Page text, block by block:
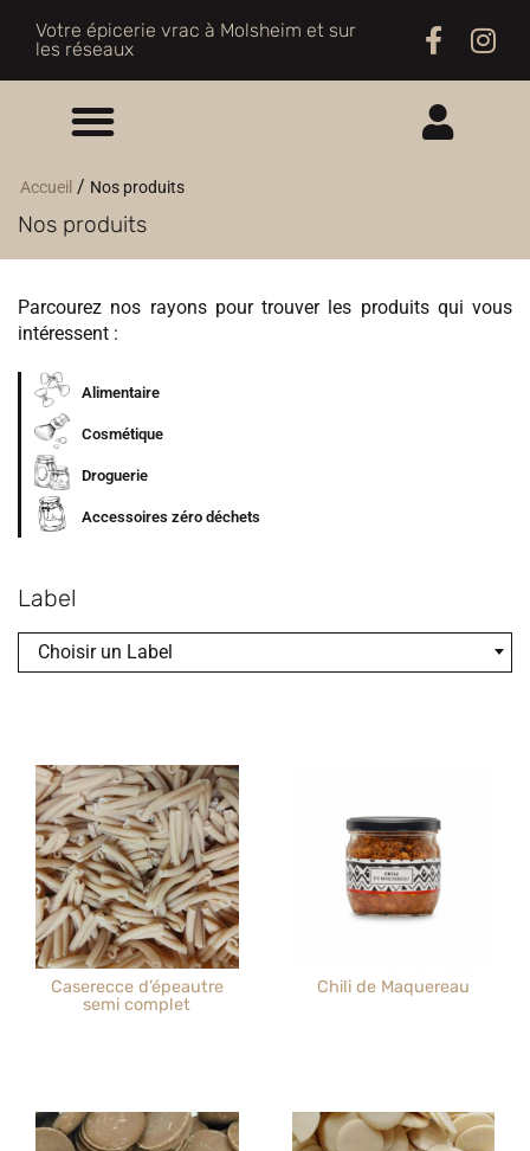
Votre épicerie vrac à Molsheim et sur
les réseaux
Accueil / Nos produits
Nos produits
Parcourez nos rayons pour trouver les produits qui vous
intéressent :
Alimentaire
Cosmétique
Droguerie
Accessoires zéro déchets
Label
Choisir un Label
Caserecce d’épeautre
semi complet
Chili de Maquereau